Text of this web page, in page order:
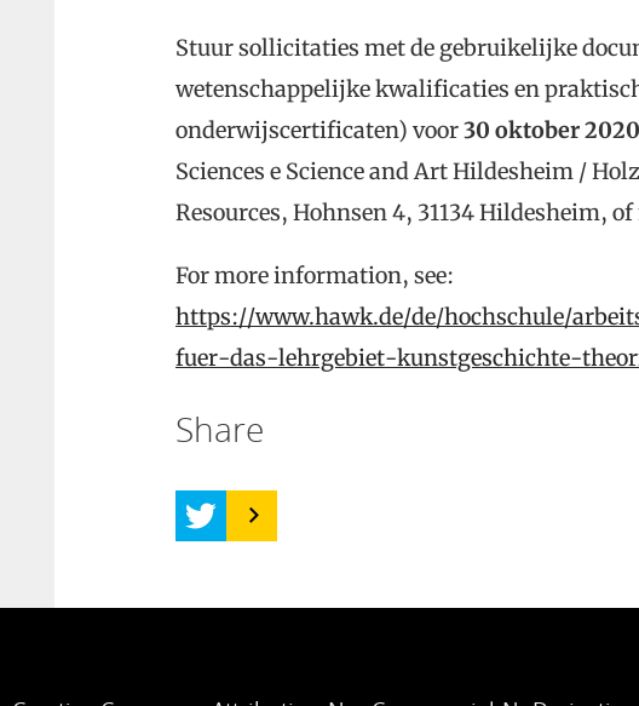
Stuur sollicitaties met de gebruikelijke
wetenschappelijke kwalificaties en
onderwijscertificaten) voor30 oktober 2020
Sciences e Science and Art Hildesheim /
Resources, Hohnsen 4, 31134 Hildesheim,
For more information, see:
https://www.hawk.de/de/hochschule/
fuer-das-lehrgebiet-kunstgeschichte-
Share